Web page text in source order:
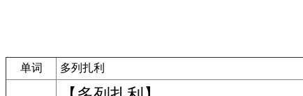
单词 多列扎利